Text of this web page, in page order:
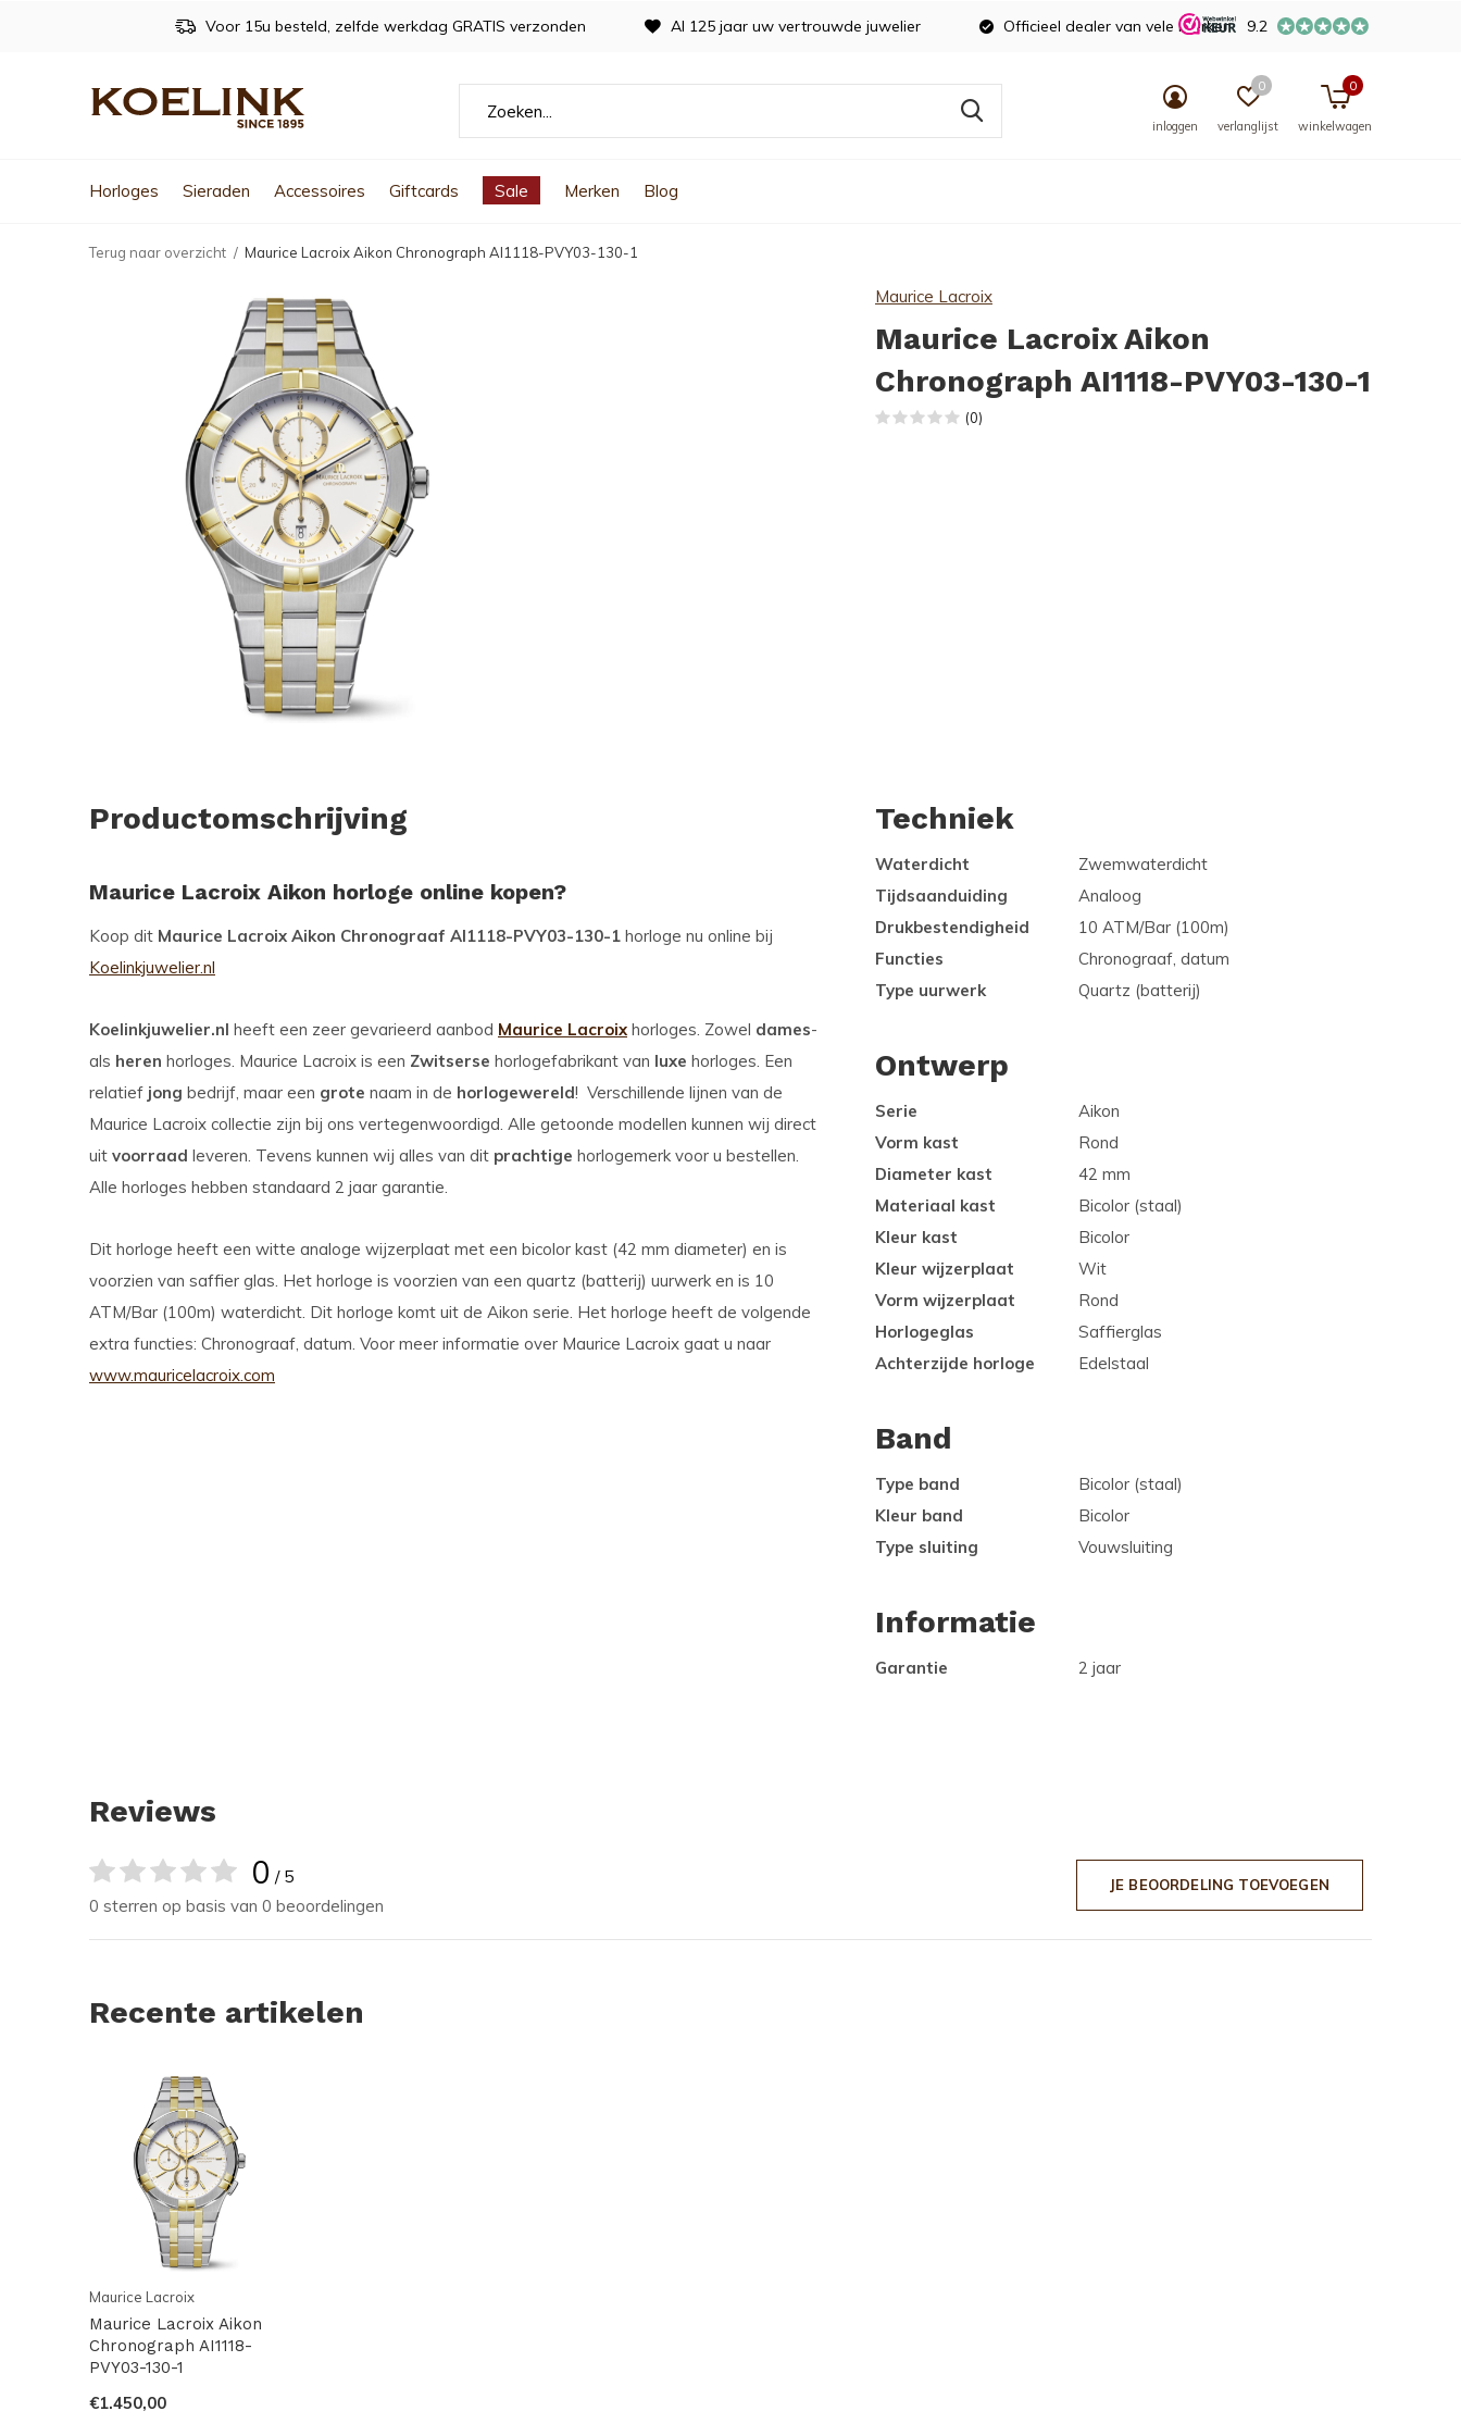
Horloges Sieraden Accessoires Giftcards Sale Merken Blog
inloggen verlanglijst
0
winkelwagen
0
Voor 15u besteld, zelfde werkdag GRATIS verzonden Al 125 jaar uw vertrouwde juwelier Officieel dealer van vele merken 9.2
Terug naar overzicht Maurice Lacroix Aikon Chronograph AI1118-PVY03-130-1
Maurice Lacroix
Maurice Lacroix Aikon
Chronograph AI1118-PVY03-130-1
(0)
Productomschrijving
Maurice Lacroix Aikon horloge online kopen?
Koop dit Maurice Lacroix Aikon Chronograaf AI1118-PVY03-130-1 horloge nu online bij
Koelinkjuwelier.nl
Koelinkjuwelier.nl heeft een zeer gevarieerd aanbod Maurice Lacroix horloges. Zowel dames-
als heren horloges. Maurice Lacroix is een Zwitserse horlogefabrikant van luxe horloges. Een
relatief jong bedrijf, maar een grote naam in de horlogewereld! Verschillende lijnen van de
Maurice Lacroix collectie zijn bij ons vertegenwoordigd. Alle getoonde modellen kunnen wij direct
uit voorraad leveren. Tevens kunnen wij alles van dit prachtige horlogemerk voor u bestellen.
Alle horloges hebben standaard 2 jaar garantie.
Dit horloge heeft een witte analoge wijzerplaat met een bicolor kast (42 mm diameter) en is
voorzien van saffier glas. Het horloge is voorzien van een quartz (batterij) uurwerk en is 10
ATM/Bar (100m) waterdicht. Dit horloge komt uit de Aikon serie. Het horloge heeft de volgende
extra functies: Chronograaf, datum. Voor meer informatie over Maurice Lacroix gaat u naar
www.mauricelacroix.com
Techniek
Waterdicht
Zwemwaterdicht
Tijdsaanduiding
Analoog
Drukbestendigheid
10 ATM/Bar (100m)
Functies
Chronograaf, datum
Type uurwerk
Quartz (batterij)
Ontwerp
Serie
Aikon
Vorm kast
Rond
Diameter kast
42 mm
Materiaal kast
Bicolor (staal)
Kleur kast
Bicolor
Kleur wijzerplaat
Wit
Vorm wijzerplaat
Rond
Horlogeglas
Saffierglas
Achterzijde horloge
Edelstaal
Band
Type band
Bicolor (staal)
Kleur band
Bicolor
Type sluiting
Vouwsluiting
Informatie
Garantie 2 jaar
Reviews
0 / 5
0 sterren op basis van 0 beoordelingen
JE BEOORDELING TOEVOEGEN
Recente artikelen
Maurice Lacroix
Maurice Lacroix Aikon
Chronograph AI1118-
PVY03-130-1
€1.450,00